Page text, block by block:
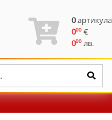
0артикула
000 €
000 лв.